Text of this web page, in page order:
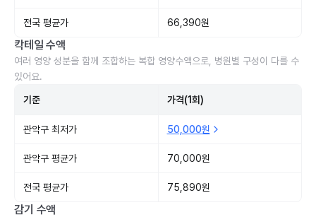
전국 평균가 66,390원
칵테일 수액
여러 영양 성분을 함께 조합하는 복합 영양수액으로, 병원별 구성이 다를 수
있어요.
기준 가격(1회)
관악구 최저가 50,000원
관악구 평균가 70,000원
전국 평균가 75,890원
감기 수액